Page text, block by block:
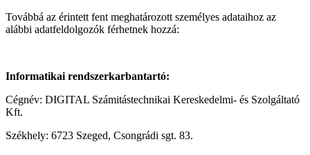
Továbbá az érintett fent meghatározott személyes adataihoz az
alábbi adatfeldolgozók férhetnek hozzá:
Informatikai rendszerkarbantartó:
Cégnév: DIGITAL Számitástechnikai Kereskedelmi- és Szolgáltató
Kft.
Székhely: 6723 Szeged, Csongrádi sgt. 83.